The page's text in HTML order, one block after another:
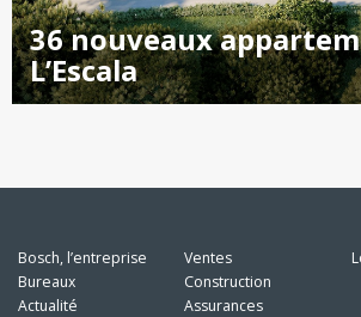
36 nouveaux
L’Escala
Bosch, l’entreprise
Bureaux
Actualité
Ventes
Construction
Assurances